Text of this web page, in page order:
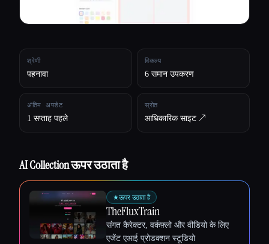
Esc
श्रेणी
पहनावा
विकल्प
6 समान उपकरण
अंतिम अपडेट
1 सप्ताह पहले
स्रोत
आधिकारिक साइट ↗︎
AI Collection ऊपर उठाता है
★ऊपर उठाता है
TheFluxTrain
संगत कैरेक्टर, वर्कफ़्लो और वीडियो के लिए
एजेंट एआई प्रोडक्शन स्टूडियो